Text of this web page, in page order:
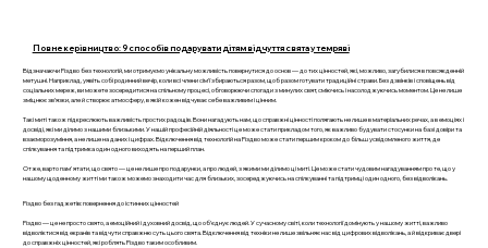
Повне керівництво: 9 способів подарувати дітям відчуття свята у темряві
Відзначаючи Різдво без технологій, ми отримуємо унікальну можливість повернутися до основ — до тих цінностей, які, можливо, загубилися в повсякденній
метушні. Наприклад, уявіть собі родинний вечір, коли всі члени сім’ї збираються разом, щоб разом готувати традиційні страви. Без дзвінків і сповіщень від
соціальних мереж, ви можете зосередитися на спільному процесі, обговорюючи спогади з минулих свят, сміючись і насолоджуючись моментом. Це не лише
зміцнює зв’язки, але й створює атмосферу, в якій кожен відчуває себе важливим і цінним.
Такі миті також підкреслюють важливість простих радощів. Вони нагадують нам, що справжні цінності полягають не лише в матеріальних речах, а в емоціях і
досвіді, які ми ділимо з нашими близькими. У нашій професійній діяльності це може стати прикладом того, як важливо будувати стосунки на базі довіри та
взаєморозуміння, а не лише на даних і цифрах. Відключення від технологій на Різдво може стати першим кроком до більш усвідомленого життя, де
спілкування та підтримка один одного виходять на перший план.
Отже, варто пам'ятати, що свято — це не лише про подарунки, а про людей, з якими ми ділимо ці миті. Це може стати чудовим нагадуванням про те, що у
нашому щоденному житті ми також можемо знаходити час для близьких, зосереджуючись на спілкуванні та підтримці один одного, без відволікань.
Різдво без гаджетів: повернення до істинних цінностей
Різдво — це не просто свято, а емоційний і духовний досвід, що об’єднує людей. У сучасному світі, коли технології домінують у нашому житті, важливо
відволіктися від екранів та відчути справжню суть цього свята. Відключення від техніки не лише звільняє нас від цифрових відволікань, а й відкриває двері
до справжніх цінностей, які роблять Різдво таким особливим.